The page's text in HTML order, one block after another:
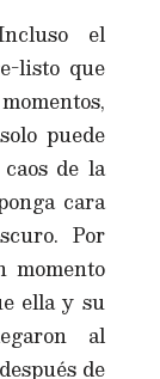
el
listo que
puede
de la
cara
Por
momento
ella y su
al
de